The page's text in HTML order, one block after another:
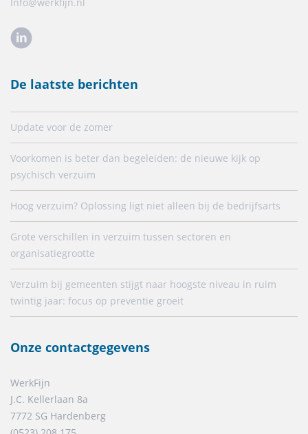
De laatste berichten
Update voor de zomer
Voorkomen is beter dan begeleiden: de nieuwe kijk op
psychisch verzuim
Hoog verzuim? Oplossing ligt niet alleen bij de bedrijfsarts
Grote verschillen in verzuim tussen sectoren en
organisatiegrootte
Verzuim bij gemeenten stijgt naar hoogste niveau in ruim
twintig jaar: focus op preventie groeit
Onze contactgegevens
WerkFijn
J.C. Kellerlaan 8a
7772 SG Hardenberg